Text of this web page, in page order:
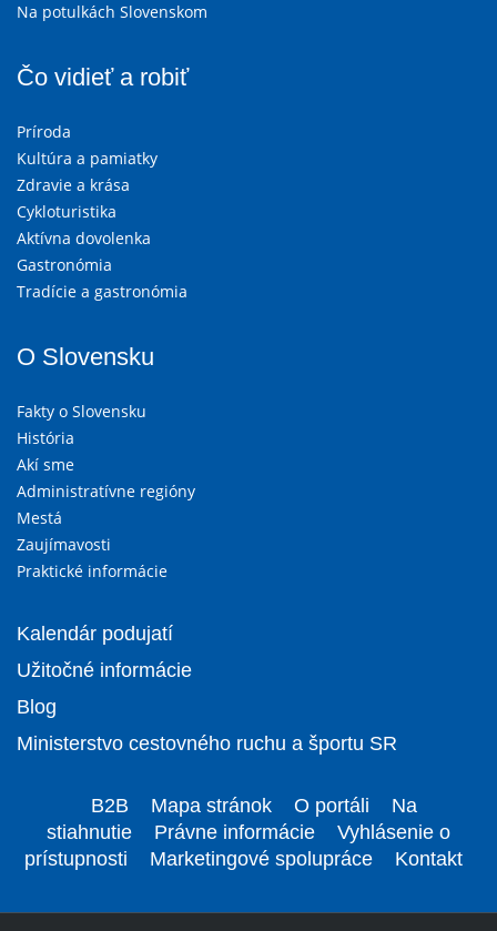
Na potulkách Slovenskom
Čo vidieť a robiť
Príroda
Kultúra a pamiatky
Zdravie a krása
Cykloturistika
Aktívna dovolenka
Gastronómia
Tradície a gastronómia
O Slovensku
Fakty o Slovensku
História
Akí sme
Administratívne regióny
Mestá
Zaujímavosti
Praktické informácie
Kalendár podujatí
Užitočné informácie
Blog
Ministerstvo cestovného ruchu a športu SR
B2B Mapa stránok O portáli
Na
stiahnutie
Právne informácie
Vyhlásenie o
prístupnosti
Marketingové spolupráce Kontakt